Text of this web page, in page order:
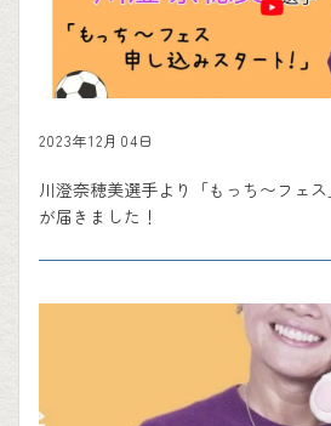
2023年12月04日
川澄奈穂美選手より「もっち〜フェ
が届きました！